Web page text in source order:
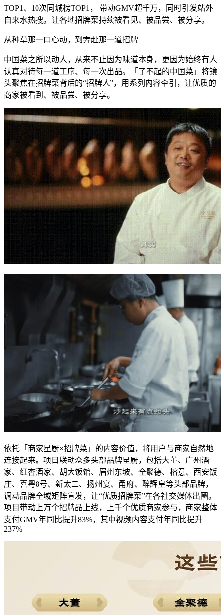
TOP1、10次同城榜TOP1， 带动GMV超千万，同时引发站外
自来水热搜。让各地招牌菜持续被看见、被品尝、被分享。
从种草那一口心动，到奔赴那一道招牌
中国菜之所以动人，从来不止因为味道本身，更因为始终有人
认真对待每一道工序、每一次出品。「了不起的中国菜」将镜
头聚焦在招牌菜背后的“招牌人”，用系列内容牵引，让优质的
商家被看到、被品尝、被分享。
依托「商家星厨×招牌菜」的内容价值，将用户与商家自然地
连接起来。项目联动众多头部品牌星厨，包括大董、广州酒
家、红杏酒家、胡大饭馆、眉州东坡、全聚德、榕意、西安饭
庄、喜粤8号、新太二、扬州宴、甬府、醉辉皇等头部品牌，
调动品牌全域矩阵宣发，让“优质招牌菜”在各社交媒体出圈。
项目带动上万个招牌品上线，上千个优质商家参与，商家整体
支付GMV年同比提升83%，其中视频内容支付年同比提升
237%